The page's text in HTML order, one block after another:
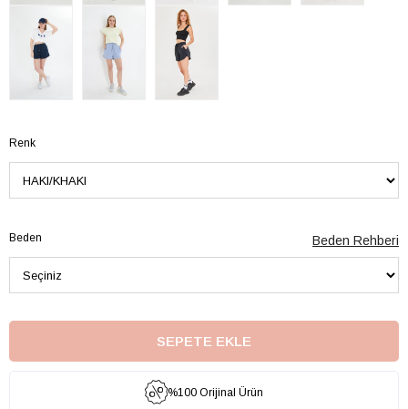
Renk
Beden Beden Rehberi
%100 Orijinal Ürün